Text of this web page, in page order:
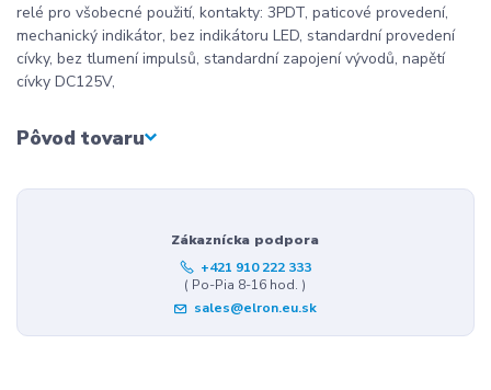
relé pro všobecné použití, kontakty: 3PDT, paticové provedení,
mechanický indikátor, bez indikátoru LED, standardní provedení
cívky, bez tlumení impulsů, standardní zapojení vývodů, napětí
cívky DC125V,
Pôvod tovaru
Zákaznícka podpora
+421 910 222 333
( Po-Pia 8-16 hod. )
sales@elron.eu.sk